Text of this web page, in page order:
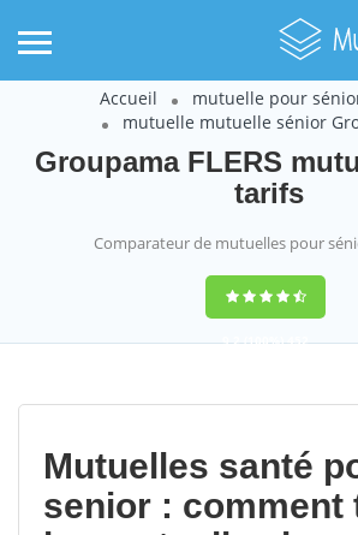
Accueil
mutuelle pour
mutuelle mutuelle sénior
Groupama FLERS
tarifs
Comparateur de mutuelles pour
9,2(100%)452
Mutuelles santé
senior : comment